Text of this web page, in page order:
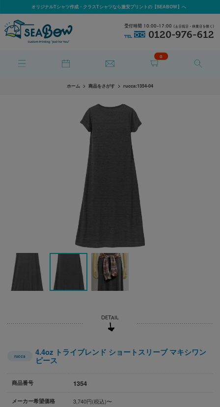
オリジナルTシャツ作成・クラスTシャツなら激安プリントの【SEABOW】へ
0
受付時間 10:00-17:00 (土日祝日・休業日を除く)
TEL 0120-976-612
ホーム 商品をさがす rucca:1354-04
rucca 4.4oz トライブレンド ショートスリーブ マキシワン
ピース
商品番号 1354
メーカー希望価格 3,740円(税込)〜